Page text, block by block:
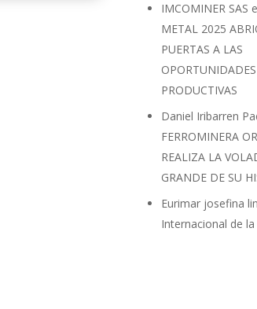
IMCOMINER SAS
METAL 2025
PUERTAS A LAS
OPORTUNIDADES
PRODUCTIVAS
Daniel Iribarren
FERROMINERA
REALIZA LA
GRANDE DE SU
Eurimar josefina
Internacional de